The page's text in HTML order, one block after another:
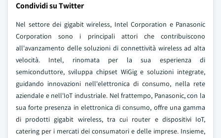
Condividi su Twitter
Nel settore dei gigabit wireless, Intel Corporation e Panasonic
Corporation sono i principali attori che contribuiscono
all'avanzamento delle soluzioni di connettività wireless ad alta
velocità. Intel, rinomata per la sua esperienza di
semiconduttore, sviluppa chipset WiGig e soluzioni integrate,
guidando innovazioni nell'elettronica di consumo, nella rete
aziendale e nell'IoT industriale. Nel frattempo, Panasonic, con la
sua forte presenza in elettronica di consumo, offre una gamma
di prodotti gigabit wireless, tra cui router e dispositivi IoT,
catering per i mercati dei consumatori e delle imprese. Insieme,